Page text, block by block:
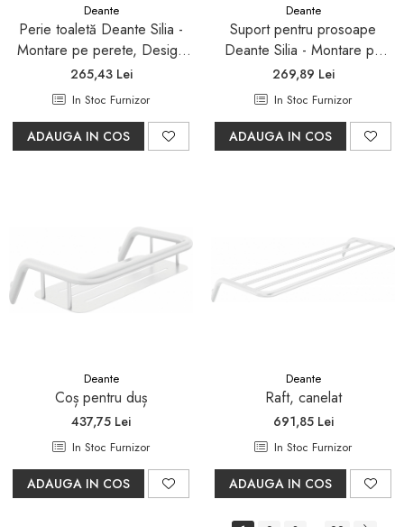
Deante
Perie toaletă Deante Silia -
Montare pe perete, Design
Elegant din Alamă, Rezistență
la Coroziune
265,43 Lei
In Stoc Furnizor
ADAUGA IN COS
Deante
Suport pentru prosoape
Deante Silia - Montare pe
perete, Design Rotund,
Alamă Rezistentă la
269,89 Lei
In Stoc Furnizor
ADAUGA IN COS
Deante
Coș pentru duș
437,75 Lei
In Stoc Furnizor
ADAUGA IN COS
Deante
Raft, canelat
691,85 Lei
In Stoc Furnizor
ADAUGA IN COS